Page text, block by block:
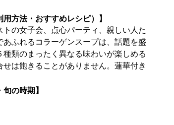
用方法・おすすめレシピ）】
トの女子会、点心パーティ、親しい人た
あふれるコラーゲンスープは、話題を盛
種類のまったく異なる味わいが楽しめる
せは飽きることがありません。蓮華付き
旬の時期】